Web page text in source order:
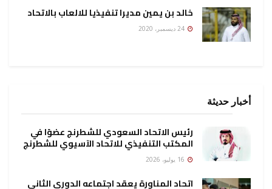
خالد بن يمين مديرا تنفيذيا للالعاب بالاتحاد
أخبار حديثة
رئيس الاتحاد السعودي للشطرنج عضوًا في
المكتب التنفيذي للاتحاد الآسيوي للشطرنج
اتحاد المناورة يعقد اجتماعه الدوري الثاني